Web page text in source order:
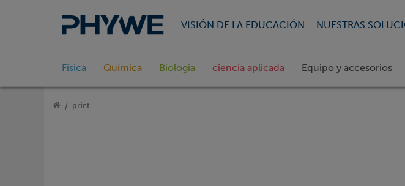
VISIÓN DE LA EDUCACIÓN NUESTRAS
Física Química Biologia ciencia aplicada Equipo y accesorios
print